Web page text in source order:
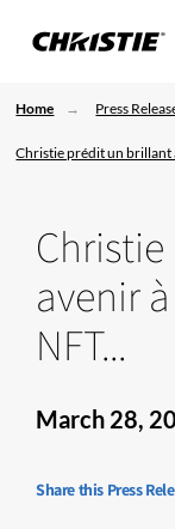
Home Press
Christie prédit un brillant
avenir
NFT...
March 28,
Share this Press